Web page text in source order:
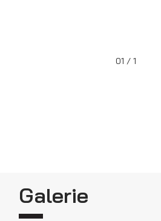
01 / 1
Galerie